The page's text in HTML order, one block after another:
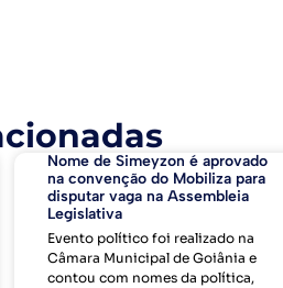
Nome de Simeyzon é aprovado
na convenção do Mobiliza para
disputar vaga na Assembleia
Legislativa
Evento político foi realizado na
Câmara Municipal de Goiânia e
contou com nomes da política,